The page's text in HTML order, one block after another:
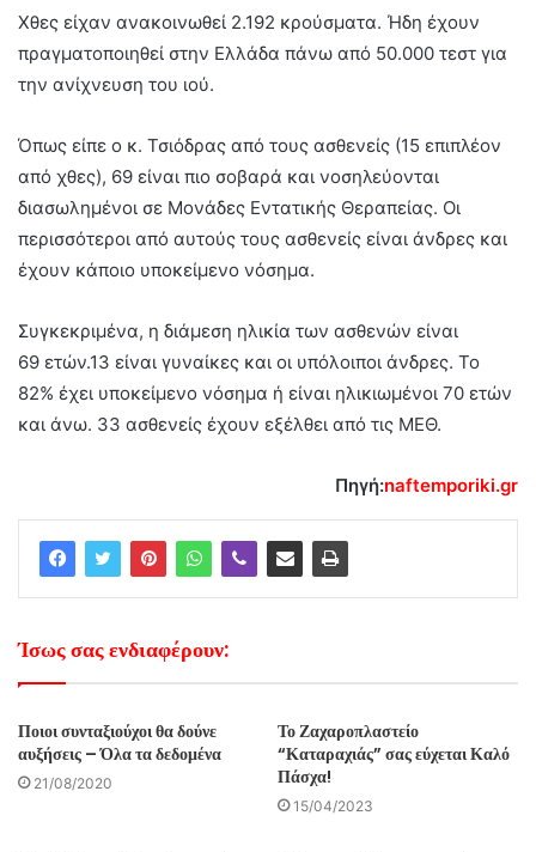
Χθες είχαν ανακοινωθεί 2.192 κρούσματα. Ήδη έχουν
πραγματοποιηθεί στην Ελλάδα πάνω από 50.000 τεστ για
την ανίχνευση του ιού.
Όπως είπε ο κ. Τσιόδρας από τους ασθενείς (15 επιπλέον
από χθες), 69 είναι πιο σοβαρά και νοσηλεύονται
διασωλημένοι σε Μονάδες Εντατικής Θεραπείας. Οι
περισσότεροι από αυτούς τους ασθενείς είναι άνδρες και
έχουν κάποιο υποκείμενο νόσημα.
Συγκεκριμένα, η διάμεση ηλικία των ασθενών είναι
69 ετών.13 είναι γυναίκες και οι υπόλοιποι άνδρες. Το
82% έχει υποκείμενο νόσημα ή είναι ηλικιωμένοι 70 ετών
και άνω. 33 ασθενείς έχουν εξέλθει από τις ΜΕΘ.
Πηγή:naftemporiki.gr
Ίσως σας ενδιαφέρουν:
Ποιοι συνταξιούχοι θα δούνε
αυξήσεις – Όλα τα δεδομένα
21/08/2020
Το Ζαχαροπλαστείο
“Καταραχιάς” σας εύχεται Καλό
Πάσχα!
15/04/2023